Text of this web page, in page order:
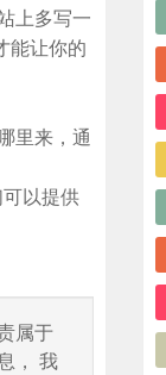
上多写一
能让你的
里来，通
可以提供
属于
， 我